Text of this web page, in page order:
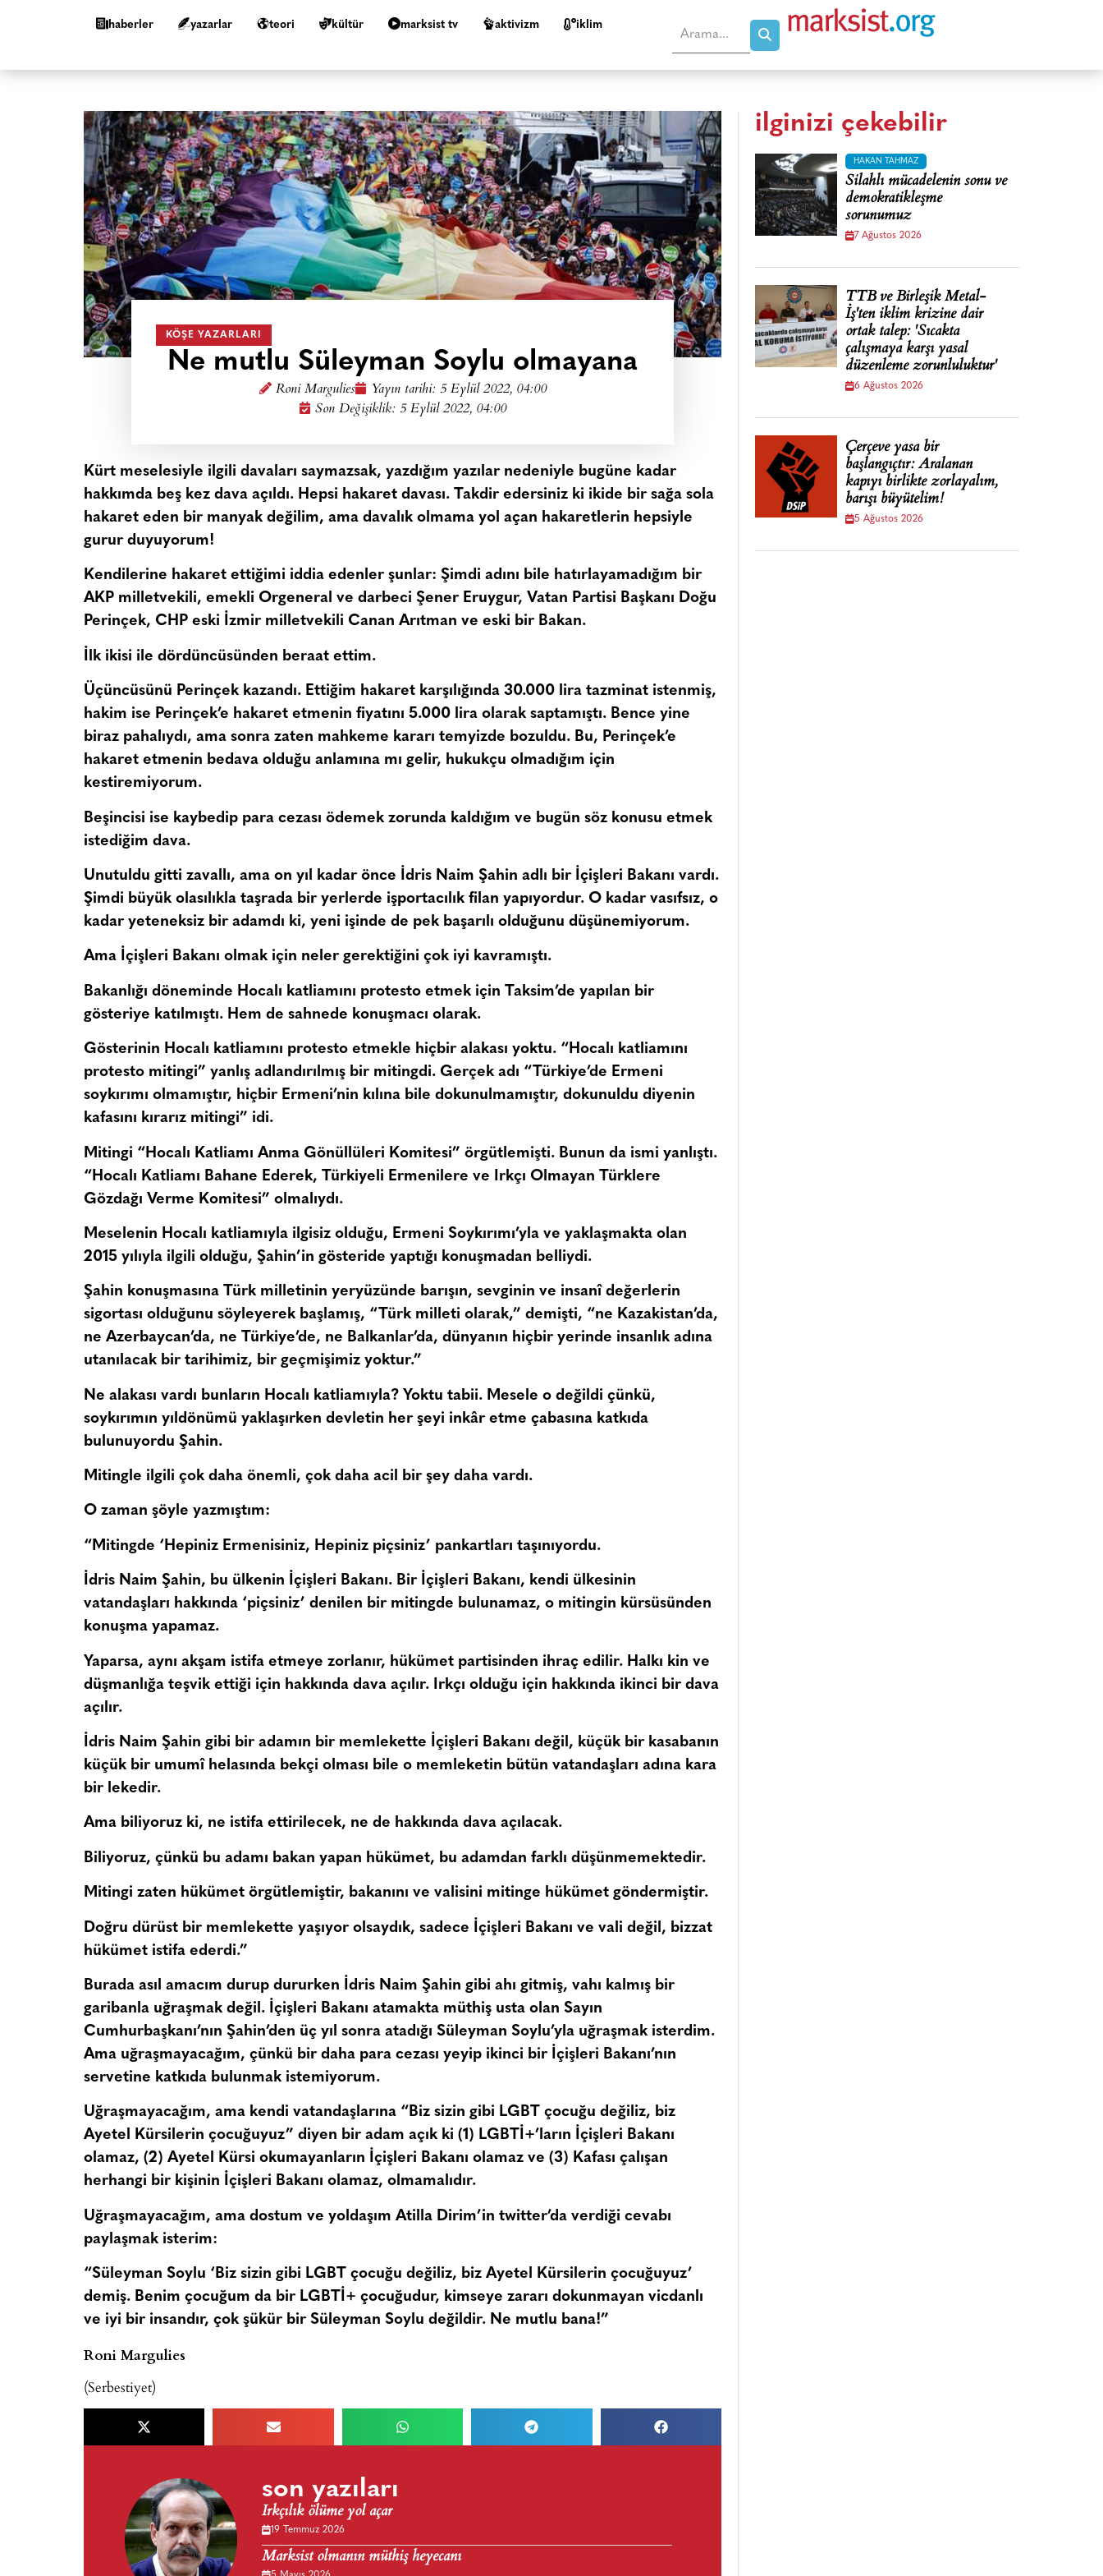
haberler yazarlar teori kültür marksist tv aktivizm i̇klim
KÖŞE YAZARLARI
Ne mutlu Süleyman Soylu olmayana
Roni Margulies Yayın tarihi: 5 Eylül 2022, 04:00
Son Değişiklik: 5 Eylül 2022, 04:00
Kürt meselesiyle ilgili davaları saymazsak, yazdığım yazılar nedeniyle bugüne kadar
hakkımda beş kez dava açıldı. Hepsi hakaret davası. Takdir edersiniz ki ikide bir sağa sola
hakaret eden bir manyak değilim, ama davalık olmama yol açan hakaretlerin hepsiyle
gurur duyuyorum!
Kendilerine hakaret ettiğimi iddia edenler şunlar: Şimdi adını bile hatırlayamadığım bir
AKP milletvekili, emekli Orgeneral ve darbeci Şener Eruygur, Vatan Partisi Başkanı Doğu
Perinçek, CHP eski İzmir milletvekili Canan Arıtman ve eski bir Bakan.
İlk ikisi ile dördüncüsünden beraat ettim.
Üçüncüsünü Perinçek kazandı. Ettiğim hakaret karşılığında 30.000 lira tazminat istenmiş,
hakim ise Perinçek’e hakaret etmenin fiyatını 5.000 lira olarak saptamıştı. Bence yine
biraz pahalıydı, ama sonra zaten mahkeme kararı temyizde bozuldu. Bu, Perinçek’e
hakaret etmenin bedava olduğu anlamına mı gelir, hukukçu olmadığım için
kestiremiyorum.
Beşincisi ise kaybedip para cezası ödemek zorunda kaldığım ve bugün söz konusu etmek
istediğim dava.
Unutuldu gitti zavallı, ama on yıl kadar önce İdris Naim Şahin adlı bir İçişleri Bakanı vardı.
Şimdi büyük olasılıkla taşrada bir yerlerde işportacılık filan yapıyordur. O kadar vasıfsız, o
kadar yeteneksiz bir adamdı ki, yeni işinde de pek başarılı olduğunu düşünemiyorum.
Ama İçişleri Bakanı olmak için neler gerektiğini çok iyi kavramıştı.
Bakanlığı döneminde Hocalı katliamını protesto etmek için Taksim’de yapılan bir
gösteriye katılmıştı. Hem de sahnede konuşmacı olarak.
Gösterinin Hocalı katliamını protesto etmekle hiçbir alakası yoktu. “Hocalı katliamını
protesto mitingi” yanlış adlandırılmış bir mitingdi. Gerçek adı “Türkiye’de Ermeni
soykırımı olmamıştır, hiçbir Ermeni’nin kılına bile dokunulmamıştır, dokunuldu diyenin
kafasını kırarız mitingi” idi.
Mitingi “Hocalı Katliamı Anma Gönüllüleri Komitesi” örgütlemişti. Bunun da ismi yanlıştı.
“Hocalı Katliamı Bahane Ederek, Türkiyeli Ermenilere ve Irkçı Olmayan Türklere
Gözdağı Verme Komitesi” olmalıydı.
Meselenin Hocalı katliamıyla ilgisiz olduğu, Ermeni Soykırımı’yla ve yaklaşmakta olan
2015 yılıyla ilgili olduğu, Şahin’in gösteride yaptığı konuşmadan belliydi.
Şahin konuşmasına Türk milletinin yeryüzünde barışın, sevginin ve insanî değerlerin
sigortası olduğunu söyleyerek başlamış, “Türk milleti olarak,” demişti, “ne Kazakistan’da,
ne Azerbaycan’da, ne Türkiye’de, ne Balkanlar’da, dünyanın hiçbir yerinde insanlık adına
utanılacak bir tarihimiz, bir geçmişimiz yoktur.”
Ne alakası vardı bunların Hocalı katliamıyla? Yoktu tabii. Mesele o değildi çünkü,
soykırımın yıldönümü yaklaşırken devletin her şeyi inkâr etme çabasına katkıda
bulunuyordu Şahin.
Mitingle ilgili çok daha önemli, çok daha acil bir şey daha vardı.
O zaman şöyle yazmıştım:
“Mitingde ‘Hepiniz Ermenisiniz, Hepiniz piçsiniz’ pankartları taşınıyordu.
İdris Naim Şahin, bu ülkenin İçişleri Bakanı. Bir İçişleri Bakanı, kendi ülkesinin
vatandaşları hakkında ‘piçsiniz’ denilen bir mitingde bulunamaz, o mitingin kürsüsünden
konuşma yapamaz.
Yaparsa, aynı akşam istifa etmeye zorlanır, hükümet partisinden ihraç edilir. Halkı kin ve
düşmanlığa teşvik ettiği için hakkında dava açılır. Irkçı olduğu için hakkında ikinci bir dava
açılır.
İdris Naim Şahin gibi bir adamın bir memlekette İçişleri Bakanı değil, küçük bir kasabanın
küçük bir umumî helasında bekçi olması bile o memleketin bütün vatandaşları adına kara
bir lekedir.
Ama biliyoruz ki, ne istifa ettirilecek, ne de hakkında dava açılacak.
Biliyoruz, çünkü bu adamı bakan yapan hükümet, bu adamdan farklı düşünmemektedir.
Mitingi zaten hükümet örgütlemiştir, bakanını ve valisini mitinge hükümet göndermiştir.
Doğru dürüst bir memlekette yaşıyor olsaydık, sadece İçişleri Bakanı ve vali değil, bizzat
hükümet istifa ederdi.”
Burada asıl amacım durup dururken İdris Naim Şahin gibi ahı gitmiş, vahı kalmış bir
garibanla uğraşmak değil. İçişleri Bakanı atamakta müthiş usta olan Sayın
Cumhurbaşkanı’nın Şahin’den üç yıl sonra atadığı Süleyman Soylu’yla uğraşmak isterdim.
Ama uğraşmayacağım, çünkü bir daha para cezası yeyip ikinci bir İçişleri Bakanı’nın
servetine katkıda bulunmak istemiyorum.
Uğraşmayacağım, ama kendi vatandaşlarına “Biz sizin gibi LGBT çocuğu değiliz, biz
Ayetel Kürsilerin çocuğuyuz” diyen bir adam açık ki (1) LGBTİ+’ların İçişleri Bakanı
olamaz, (2) Ayetel Kürsi okumayanların İçişleri Bakanı olamaz ve (3) Kafası çalışan
herhangi bir kişinin İçişleri Bakanı olamaz, olmamalıdır.
Uğraşmayacağım, ama dostum ve yoldaşım Atilla Dirim’in twitter’da verdiği cevabı
paylaşmak isterim:
“Süleyman Soylu ‘Biz sizin gibi LGBT çocuğu değiliz, biz Ayetel Kürsilerin çocuğuyuz’
demiş. Benim çocuğum da bir LGBTİ+ çocuğudur, kimseye zararı dokunmayan vicdanlı
ve iyi bir insandır, çok şükür bir Süleyman Soylu değildir. Ne mutlu bana!”
Roni Margulies
(Serbestiyet)
son yazıları
Irkçılık ölüme yol açar
19 Temmuz 2026
Marksist olmanın müthiş heyecanı
ilginizi çekebilir
HAKAN TAHMAZ
Silahlı mücadelenin sonu ve
demokratikleşme
sorunumuz
7 Ağustos 2026
TTB ve Birleşik Metal-
İş'ten iklim krizine dair
ortak talep: 'Sıcakta
çalışmaya karşı yasal
düzenleme zorunluluktur'
6 Ağustos 2026
Çerçeve yasa bir
başlangıçtır: Aralanan
kapıyı birlikte zorlayalım,
barışı büyütelim!
5 Ağustos 2026